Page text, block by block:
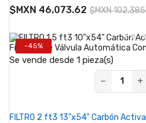
$MXN 46,073.62 $MXN
-45%
Se vende desde 1 pieza(s)
−
+
FILTRO 2 ft3 13"x54" Carbón